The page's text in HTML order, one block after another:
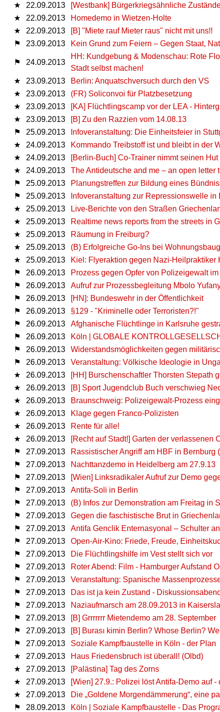
★
22.09.2013
[Westbank] Bürgerkriegsähnliche
★
22.09.2013
Homedemo in Wietzen-Holte
★
22.09.2013
[B] "Miete rauf Mieter raus" nicht mit uns!!
⚑
23.09.2013 Kein Grund zum Feiern – Gegen Staat,
⚑ 24.09.2013
HH: Kundgebung & Modenschau: Rote
Stadt selbst machen!
★
23.09.2013
Berlin: Anquatschversuch durch den VS
★
23.09.2013
(FR) Soliconvoi für Platzbesetzung
★
23.09.2013
[KA] Flüchtlingscamp vor der LEA -
★
23.09.2013
[B] Zu den Razzien vom 14.08.13
⚑
25.09.2013
Infoveranstaltung: Die Einheitsfeier in
★
24.09.2013
Kommando Treibstoff ist und bleibt in der
★
24.09.2013
[Berlin-Buch] Co-Trainer nimmt seinen Hut
★
24.09.2013
The Antideutsche and me – an open letter
⚑
25.09.2013
Planungstreffen zur Bildung eines
⚑
25.09.2013
Infoveranstaltung zur Repressionswelle in
★
25.09.2013
Live-Berichte von den Straßen
★
25.09.2013
Realtime news reports from the streets in
★
25.09.2013
Räumung in Freiburg?
★
25.09.2013
(B) Erfolgreiche Go-Ins bei
★
25.09.2013
Kiel: Flyeraktion gegen Nazi-Heilpraktiker
⚑
26.09.2013
Prozess gegen Opfer von Polizeigewalt
⚑
26.09.2013
Aufruf zur Prozessbegleitung Mbolo
⚑
26.09.2013
[HN]: Bundeswehr in der Öffentlichkeit
⚑
26.09.2013
§129 - "Kriminelle oder Terroristen?!"
⚑
26.09.2013
Afghanische Flüchtlinge in Karlsruhe
⚑
26.09.2013
Köln | GLOBALE
⚑
26.09.2013
Widerstandsmöglichkeiten gegen
⚑
26.09.2013
Veranstaltung: Völkische Ideologie in
★
26.09.2013
[HH] Burschenschaftler Thorsten Stepath
★
26.09.2013
[B] Sport Jugendclub Buch verschwieg
★
26.09.2013
Braunschweig: Polizeigewalt-Prozess
★
26.09.2013
Klage gegen Franco-Polizisten
★
26.09.2013
Rente für alle!
★
26.09.2013
[Recht auf Stadt!] Garten der verlassenen
⚑
27.09.2013
Rassistischer Angriff am HBF in Bernburg
⚑
27.09.2013
Nachttanzdemo in Heidelberg am 27.9.13
⚑
27.09.2013
[Wien] Linksradikaler Aufruf zur Demo
⚑
27.09.2013
Antifa-Soli in Berlin
⚑
27.09.2013
(B) Infos zur Demonstration am Freitag in
⚑
27.09.2013
Gegen die faschistische Brut in
⚑
27.09.2013
Antifa Genclik Enternasyonal – Schulter
⚑
27.09.2013
Open-Air-Kino: Friede, Freude,
⚑
27.09.2013
Die Flüchtlingshilfe im Vest stellt sich vor
⚑
27.09.2013
Roter Abend: Film - Hamburger Aufstand
⚑
27.09.2013
Veranstaltung: Spanische
⚑
27.09.2013
Das ist ja kein Zustand -
⚑
27.09.2013
Naziaufmarsch am 28.09.2013 in
⚑
27.09.2013
[B] Grrrrrrr Mietendemo am 28. September
⚑
27.09.2013
[B] Burası kimin Berlin? Whose Berlin?
⚑
27.09.2013
Soziale Kampfbaustelle in Köln - der Plan
★
27.09.2013
Haus Friedensbruch ist überall! (Olbd)
★
27.09.2013
[Palästina] Tag des Zorns
★
27.09.2013
[Wien] 27.9.: Polizei löst Antifa-Demo auf
★
27.09.2013
Die „Goldene Morgendämmerung“, eine
⚑
28.09.2013
Köln | Soziale Kampfbaustelle - Das